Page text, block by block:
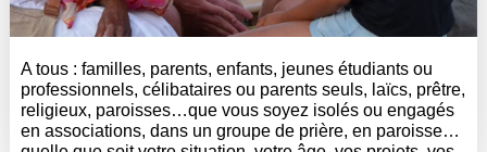
A tous : familles, parents, enfants, jeunes étudiants ou
professionnels, célibataires ou parents seuls, laïcs, prêtre,
religieux, paroisses…que vous soyez isolés ou engagés
en associations, dans un groupe de prière, en paroisse…